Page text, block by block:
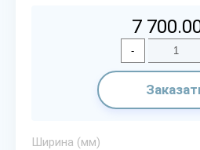
7
-
Ширина (мм)